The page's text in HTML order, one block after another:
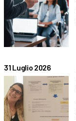
31 Luglio 2026